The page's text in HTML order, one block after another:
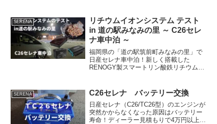
研磨・ウレタンニス塗装手順まで詳しく
解説。車中泊の食事や調理が激変する自
作テーブルの作り方をご紹介します。
SERENA
リチウムイオンシステム テスト
in 道の駅みなみの里 ～ C26セレ
ナ車中泊 ～
福岡県の「道の駅筑前町みなみの里」で
日産セレナ車中泊！新しく搭載した
RENOGY製スマートリン酸鉄リチウムイ
中飯を調理。バッテリーの残量推移や走
行充電器の実力テスト、冬の車中泊の様
子を詳しくレビューします。
SERENA C26セレナ バッテリー交換
日産セレナ（C26/TC26型）のエンジンが
突然かからなくなった原因はバッテリー
寿命！ディーラー見積もりで4万円以上か